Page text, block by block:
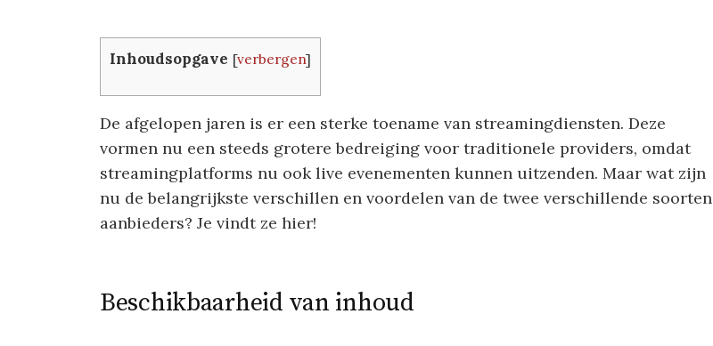
Inhoudsopgave [verbergen]
De afgelopen jaren is er een sterke toename van streamingdiensten. Deze
vormen nu een steeds grotere bedreiging voor traditionele providers, omdat
streamingplatforms nu ook live evenementen kunnen uitzenden. Maar wat zijn
nu de belangrijkste verschillen en voordelen van de twee verschillende soorten
aanbieders? Je vindt ze hier!
Beschikbaarheid van inhoud